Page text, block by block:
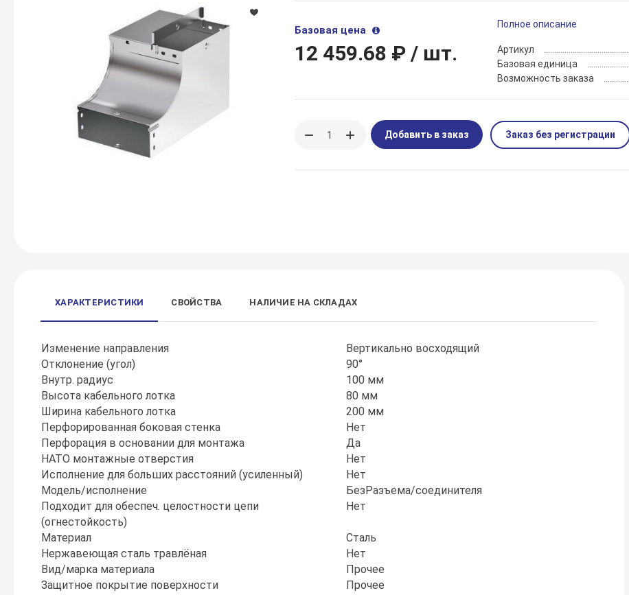
Базовая цена
12 459.68 ₽ / шт.
Полное описание
Артикул
Базовая единица
Возможность заказа
Добавить в заказ Заказ без регистрации
ХАРАКТЕРИСТИКИ СВОЙСТВА НАЛИЧИЕ НА СКЛАДАХ
Изменение направления
Вертикально восходящий
Отклонение (угол)
90°
Внутр. радиус
100 мм
Высота кабельного лотка
80 мм
Ширина кабельного лотка
200 мм
Перфорированная боковая стенка
Нет
Перфорация в основании для монтажа
Да
НАТО монтажные отверстия
Нет
Исполнение для больших расстояний (усиленный)
Нет
Модель/исполнение
БезРазъема/соединителя
Подходит для обеспеч. целостности цепи
(огнестойкость)
Нет
Материал
Сталь
Нержавеющая сталь травлёная
Нет
Вид/марка материала
Прочее
Защитное покрытие поверхности
Прочее